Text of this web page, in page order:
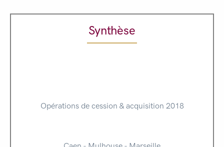
Synthèse
Opérations de cession & acquisition 2018